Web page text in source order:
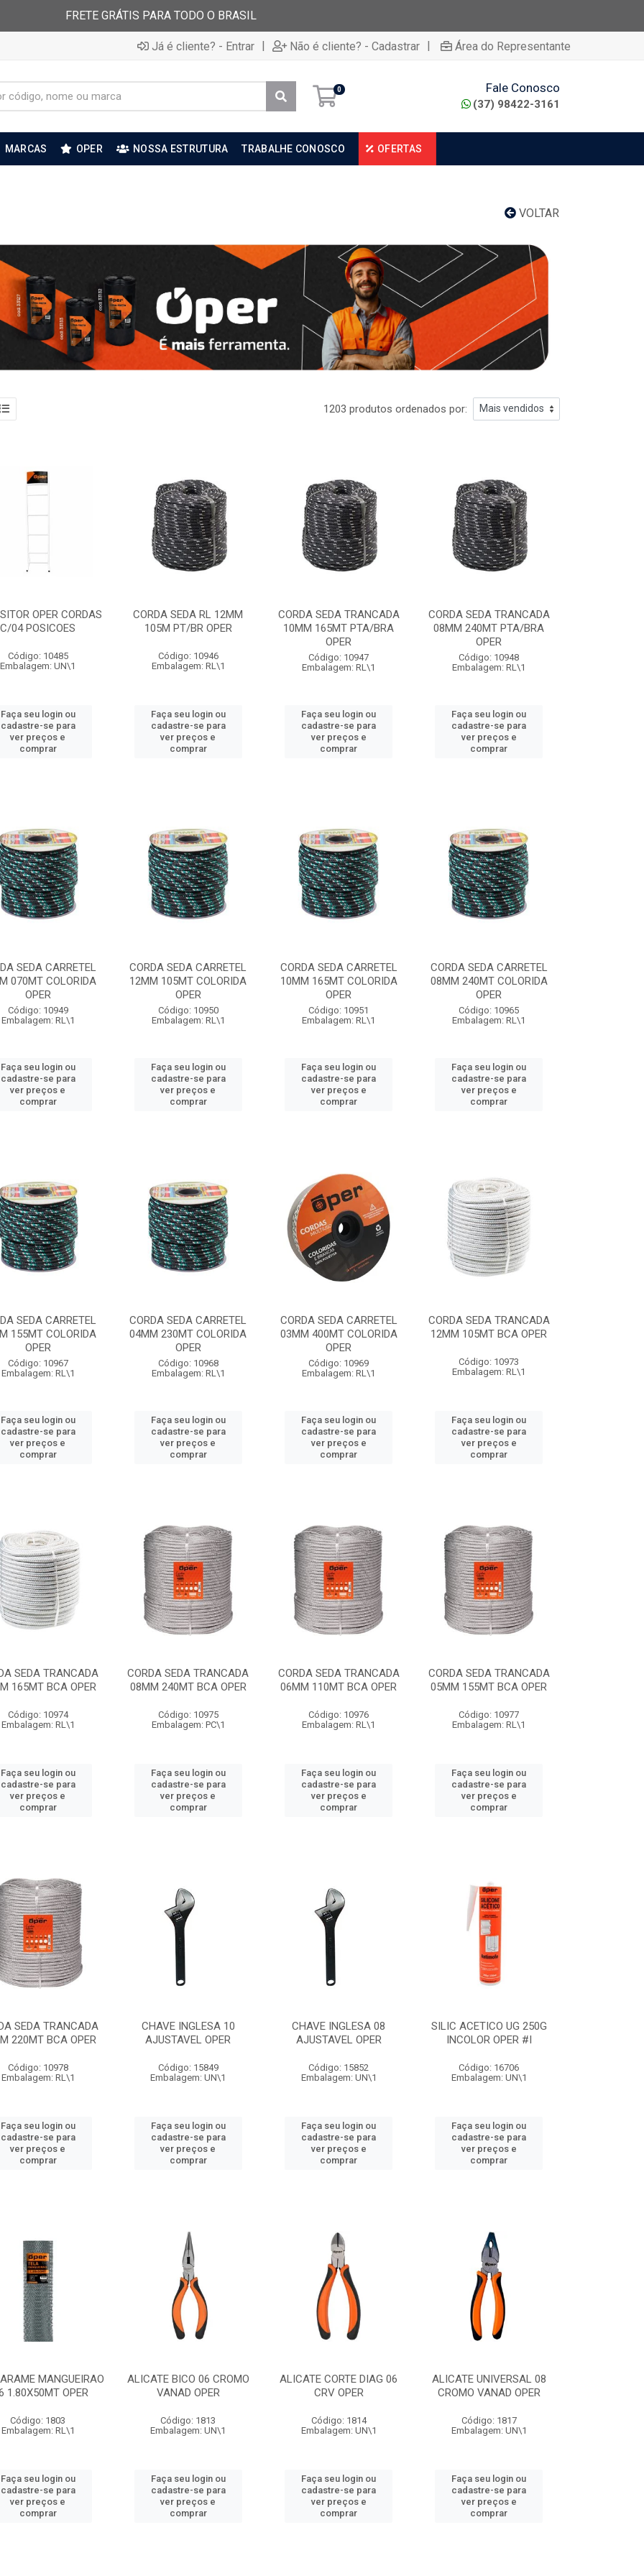
FRETE GRÁTIS PARA TODO O BRASIL
Já é cliente? - Entrar | Não é cliente? - Cadastrar | Área do Representante
0 Fale Conosco
(37) 98422-3161
MARCAS OPER NOSSA ESTRUTURA TRABALHE CONOSCO OFERTAS
VOLTAR
1203 produtos ordenados por:
OPER CORDAS
C/04 POSICOES
Código: 10485
Embalagem: UN\1
Faça seu login ou
cadastre-se para
ver preços e
comprar
CORDA SEDA RL 12MM
105M PT/BR OPER
Código: 10946
Embalagem: RL\1
Faça seu login ou
cadastre-se para
ver preços e
comprar
CORDA SEDA TRANCADA
10MM 165MT PTA/BRA
OPER
Código: 10947
Embalagem: RL\1
Faça seu login ou
cadastre-se para
ver preços e
comprar
CORDA SEDA TRANCADA
08MM 240MT PTA/BRA
OPER
Código: 10948
Embalagem: RL\1
Faça seu login ou
cadastre-se para
ver preços e
comprar
SEDA CARRETEL
070MT COLORIDA
OPER
Código: 10949
Embalagem: RL\1
Faça seu login ou
cadastre-se para
ver preços e
comprar
CORDA SEDA CARRETEL
12MM 105MT COLORIDA
OPER
Código: 10950
Embalagem: RL\1
Faça seu login ou
cadastre-se para
ver preços e
comprar
CORDA SEDA CARRETEL
10MM 165MT COLORIDA
OPER
Código: 10951
Embalagem: RL\1
Faça seu login ou
cadastre-se para
ver preços e
comprar
CORDA SEDA CARRETEL
08MM 240MT COLORIDA
OPER
Código: 10965
Embalagem: RL\1
Faça seu login ou
cadastre-se para
ver preços e
comprar
SEDA CARRETEL
155MT COLORIDA
OPER
Código: 10967
Embalagem: RL\1
Faça seu login ou
cadastre-se para
ver preços e
comprar
CORDA SEDA CARRETEL
04MM 230MT COLORIDA
OPER
Código: 10968
Embalagem: RL\1
Faça seu login ou
cadastre-se para
ver preços e
comprar
CORDA SEDA CARRETEL
03MM 400MT COLORIDA
OPER
Código: 10969
Embalagem: RL\1
Faça seu login ou
cadastre-se para
ver preços e
comprar
CORDA SEDA TRANCADA
12MM 105MT BCA OPER
Código: 10973
Embalagem: RL\1
Faça seu login ou
cadastre-se para
ver preços e
comprar
SEDA TRANCADA
165MT BCA OPER
Código: 10974
Embalagem: RL\1
Faça seu login ou
cadastre-se para
ver preços e
comprar
CORDA SEDA TRANCADA
08MM 240MT BCA OPER
Código: 10975
Embalagem: PC\1
Faça seu login ou
cadastre-se para
ver preços e
comprar
CORDA SEDA TRANCADA
06MM 110MT BCA OPER
Código: 10976
Embalagem: RL\1
Faça seu login ou
cadastre-se para
ver preços e
comprar
CORDA SEDA TRANCADA
05MM 155MT BCA OPER
Código: 10977
Embalagem: RL\1
Faça seu login ou
cadastre-se para
ver preços e
comprar
SEDA TRANCADA
220MT BCA OPER
Código: 10978
Embalagem: RL\1
Faça seu login ou
cadastre-se para
ver preços e
comprar
CHAVE INGLESA 10
AJUSTAVEL OPER
Código: 15849
Embalagem: UN\1
Faça seu login ou
cadastre-se para
ver preços e
comprar
CHAVE INGLESA 08
AJUSTAVEL OPER
Código: 15852
Embalagem: UN\1
Faça seu login ou
cadastre-se para
ver preços e
comprar
SILIC ACETICO UG 250G
INCOLOR OPER #I
Código: 16706
Embalagem: UN\1
Faça seu login ou
cadastre-se para
ver preços e
comprar
MANGUEIRAO
1.80X50MT OPER
Código: 1803
Embalagem: RL\1
Faça seu login ou
cadastre-se para
ver preços e
comprar
ALICATE BICO 06 CROMO
VANAD OPER
Código: 1813
Embalagem: UN\1
Faça seu login ou
cadastre-se para
ver preços e
comprar
ALICATE CORTE DIAG 06
CRV OPER
Código: 1814
Embalagem: UN\1
Faça seu login ou
cadastre-se para
ver preços e
comprar
ALICATE UNIVERSAL 08
CROMO VANAD OPER
Código: 1817
Embalagem: UN\1
Faça seu login ou
cadastre-se para
ver preços e
comprar